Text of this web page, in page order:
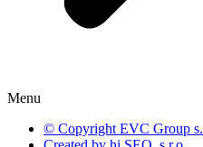
Menu
© Copyright EVC Group